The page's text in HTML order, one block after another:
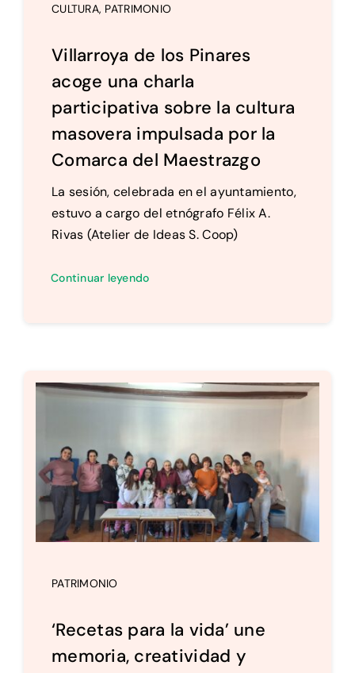
CULTURA, PATRIMONIO
Villarroya de los Pinares
acoge una charla
participativa sobre la cultura
masovera impulsada por la
Comarca del Maestrazgo
La sesión, celebrada en el ayuntamiento,
estuvo a cargo del etnógrafo Félix A.
Rivas (Atelier de Ideas S. Coop)
Continuar leyendo
PATRIMONIO
‘Recetas para la vida’ une
memoria, creatividad y